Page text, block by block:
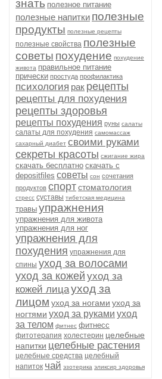
знать полезное питание
полезные напитки полезные
продукты полезные рецепты
полезные свойства полезные
советы похудение похудение
живота правильное питание
прически простуда профилактика
психология рак рецепты
рецепты для похудения
рецепты здоровья
рецепты похудения руны салаты
салаты для похудения самомассаж
сахарный диабет своими руками
секреты красоты сжигание жира
скачать бесплатно скачать с
depositfiles советы сон сочетания
продуктов спортстоматология
стресс суставы тибетская медицина
травы упражнения
упражнения для живота
упражнения для ног
упражнения для
похудения упражнения для
спины уход за волосами
уход за кожей уход за
кожей лицауход за
лицом уход за ногами уход за
ногтями уход за руками уход
за телом фитнес фитнесс
фитотерапия холестерин целебные
напитки целебные растения
целебные средства целебный
напиток чай эзотерика эликсир здоровья